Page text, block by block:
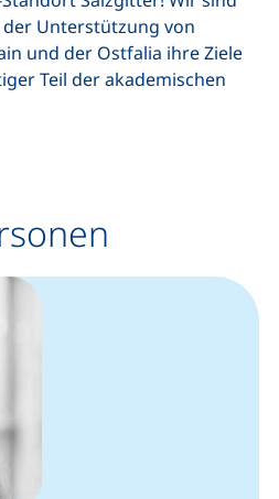
Unterstützung von
und der Ostfalia ihre Ziele
Teil der akademischen